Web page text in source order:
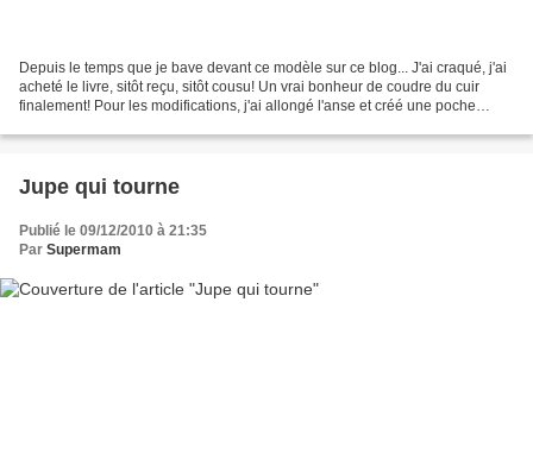
Depuis le temps que je bave devant ce modèle sur ce blog... J'ai craqué, j'ai
acheté le livre, sitôt reçu, sitôt cousu! Un vrai bonheur de coudre du cuir
finalement! Pour les modifications, j'ai allongé l'anse et créé une poche
Jupe qui tourne
Publié le 09/12/2010 à 21:35
Par Supermam